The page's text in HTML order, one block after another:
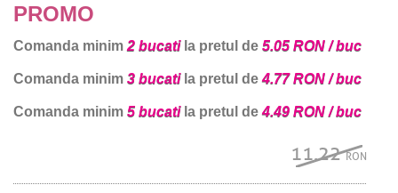
PROMO
Comanda minim 2 bucatila pretul de 5.05 RON / buc
Comanda minim 3 bucatila pretul de4.77 RON / buc
Comanda minim 5 bucatila pretul de4.49 RON / buc
11.22RON